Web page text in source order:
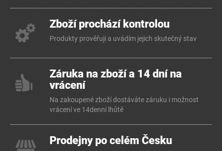
Zboží prochází kontrolou
Produkty prověřuji a uvádím jejich skutečný stav
Záruka na zboží a 14 dní na
vrácení
Na zakoupené zboží dostáváte záruku i možnost
vrácení ve 14denní lhůtě
Prodejny po celém Česku